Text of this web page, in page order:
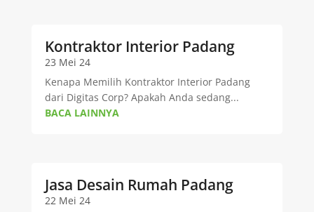
Kontraktor Interior Padang
23 Mei 24
Kenapa Memilih Kontraktor Interior Padang
dari Digitas Corp? Apakah Anda sedang...
BACA LAINNYA
Jasa Desain Rumah Padang
22 Mei 24